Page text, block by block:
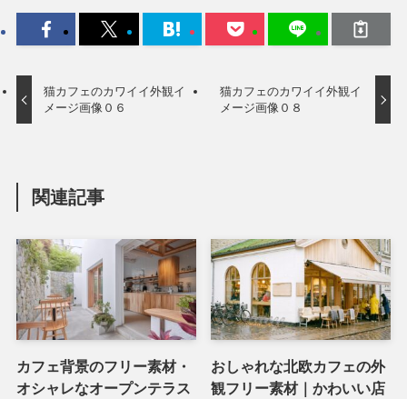
猫カフェのカワイイ外観イ
メージ画像０６
猫カフェのカワイイ外観イ
メージ画像０８
関連記事
カフェ背景のフリー素材・
オシャレなオープンテラス
おしゃれな北欧カフェの外
観フリー素材｜かわいい店